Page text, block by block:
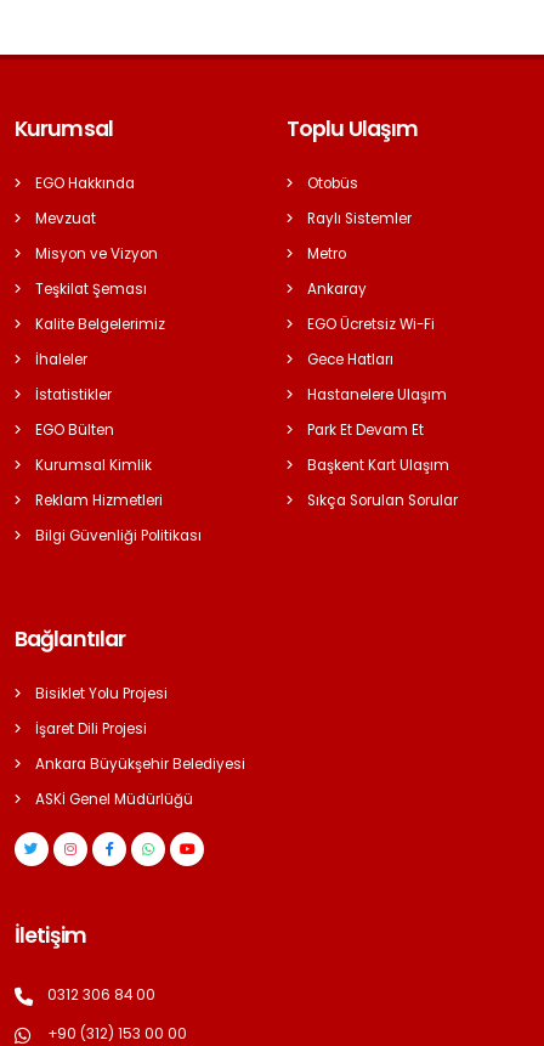
Kurumsal
EGO Hakkında
Mevzuat
Misyon ve Vizyon
Teşkilat Şeması
Kalite Belgelerimiz
İhaleler
İstatistikler
EGO Bülten
Kurumsal Kimlik
Reklam Hizmetleri
Bilgi Güvenliği Politikası
Toplu Ulaşım
Otobüs
Raylı Sistemler
Metro
Ankaray
EGO Ücretsiz Wi-Fi
Gece Hatları
Hastanelere Ulaşım
Park Et Devam Et
Başkent Kart Ulaşım
Sıkça Sorulan Sorular
Bağlantılar
Bisiklet Yolu Projesi
İşaret Dili Projesi
Ankara Büyükşehir Belediyesi
ASKİ Genel Müdürlüğü
İletişim
0312 306 84 00
+90 (312) 153 00 00